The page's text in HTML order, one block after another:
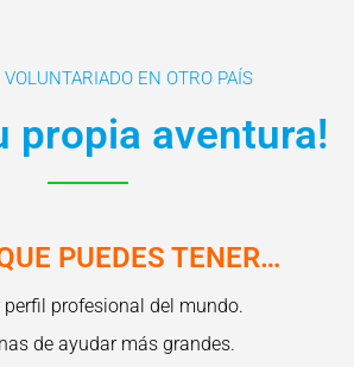
EN OTRO PAÍS
propia aventura!
PUEDES TENER…
perfil profesional del mundo.
de ayudar más grandes.